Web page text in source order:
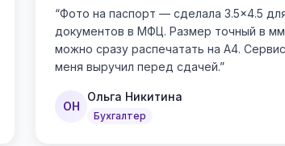
“Фото на паспорт — сделала 3.5×4.5
документов в МФЦ. Размер точный в мм,
можно сразу распечатать на А4. Сервис
меня выручил перед сдачей.”
ОН
Ольга Никитина
Бухгалтер